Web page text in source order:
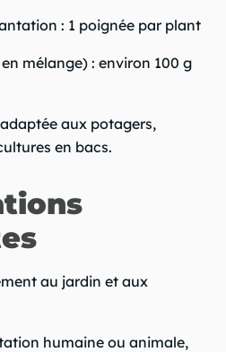
: 1 poignée par plant
mélange) : environ 100 g
aux potagers,
en bacs.
au jardin et aux
humaine ou animale,